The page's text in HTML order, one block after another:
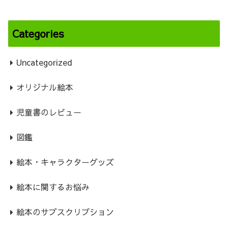
Categories
Uncategorized
オリジナル絵本
児童書のレビュー
図鑑
絵本・キャラクターグッズ
絵本に関するお悩み
絵本のサブスクリプション